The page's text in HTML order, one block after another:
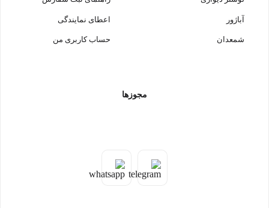
آباژور
شمعدان
اعطای نمایندگی
حساب کاربری من
مجوزها